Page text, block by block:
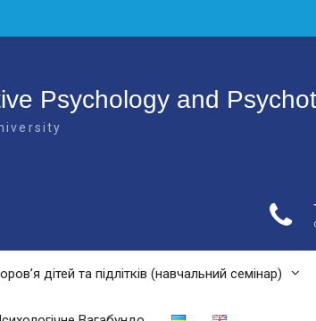
Psychology and
дітей та підлітків (навчальний семінар)